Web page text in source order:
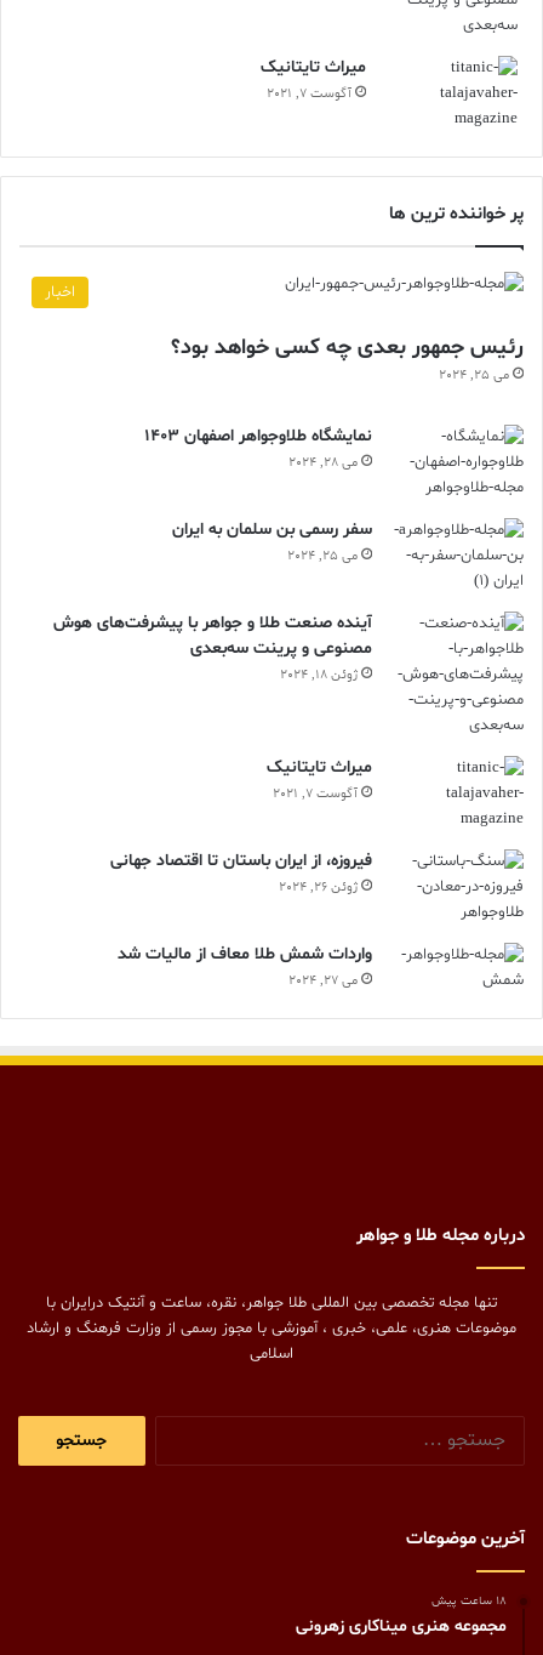
ميراث تايتانيک
آگوست 7, 2021
پر خواننده ترین ها
اخبار
رئیس جمهور بعدی چه کسی خواهد بود؟
می 25, 2024
نمایشگاه طلاوجواهر اصفهان 1403
می 28, 2024
سفر رسمی بن سلمان به ایران
می 25, 2024
آینده صنعت طلا و جواهر با پیشرفت‌های هوش
مصنوعی و پرینت سه‌بعدی
ژوئن 18, 2024
ميراث تايتانيک
آگوست 7, 2021
فیروزه، از ایران باستان تا اقتصاد جهانی
ژوئن 26, 2024
واردات شمش طلا معاف از مالیات شد
می 27, 2024
درباره مجله طلا و جواهر
تنها مجله تخصصی بین المللی طلا جواهر، نقره، ساعت و آنتیک درایران با
موضوعات هنری، علمی، خبری ، آموزشی با مجوز رسمی از وزارت فرهنگ و ارشاد
اسلامی
آخرین موضوعات
18 ساعت پیش
مجموعه هنری میناکاری زهرونی